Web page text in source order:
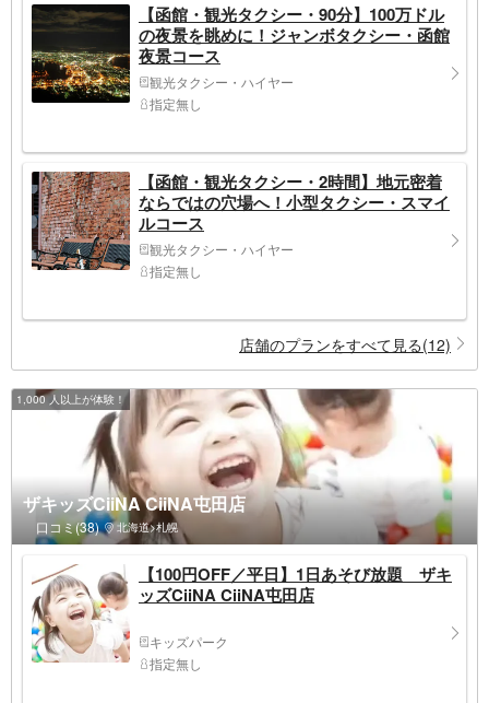
【函館・観光タクシー・90分】100万ドル
の夜景を眺めに！ジャンボタクシー・函館
夜景コース
観光タクシー・ハイヤー
指定無し
【函館・観光タクシー・2時間】地元密着
ならではの穴場へ！小型タクシー・スマイ
ルコース
観光タクシー・ハイヤー
指定無し
店舗のプランをすべて見る(12)
1,000 人以上が体験！
ザキッズCiiNA CiiNA屯田店
口コミ(38) 北海道>札幌
【100円OFF／平日】1日あそび放題 ザキ
ッズCiiNA CiiNA屯田店
キッズパーク
指定無し